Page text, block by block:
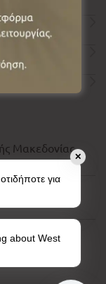
Μακεδονίας
✕
για
about West